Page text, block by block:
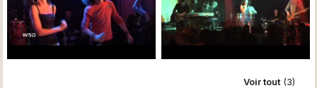
(3)
Voir tout